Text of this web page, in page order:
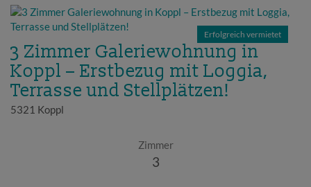
Erfolgreich vermietet
3 Zimmer Galeriewohnung in
Koppl – Erstbezug mit Loggia,
Terrasse und Stellplätzen!
5321 Koppl
Zimmer
3